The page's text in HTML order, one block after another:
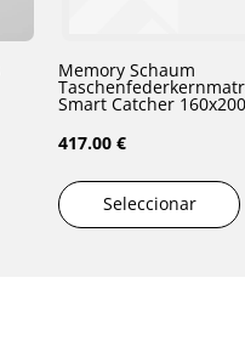
Memory Schaum
Smart Catcher
417.00 €
Seleccionar